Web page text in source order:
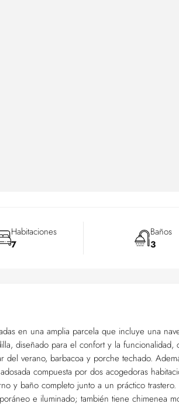
Habitaciones
7
Baños
3
en una amplia parcela que incluye una
diseñado para el confort y la funcionalidad,
del verano, barbacoa y porche techado.
compuesta por dos acogedoras
y baño completo junto a un práctico
e iluminado; también tiene chimenea